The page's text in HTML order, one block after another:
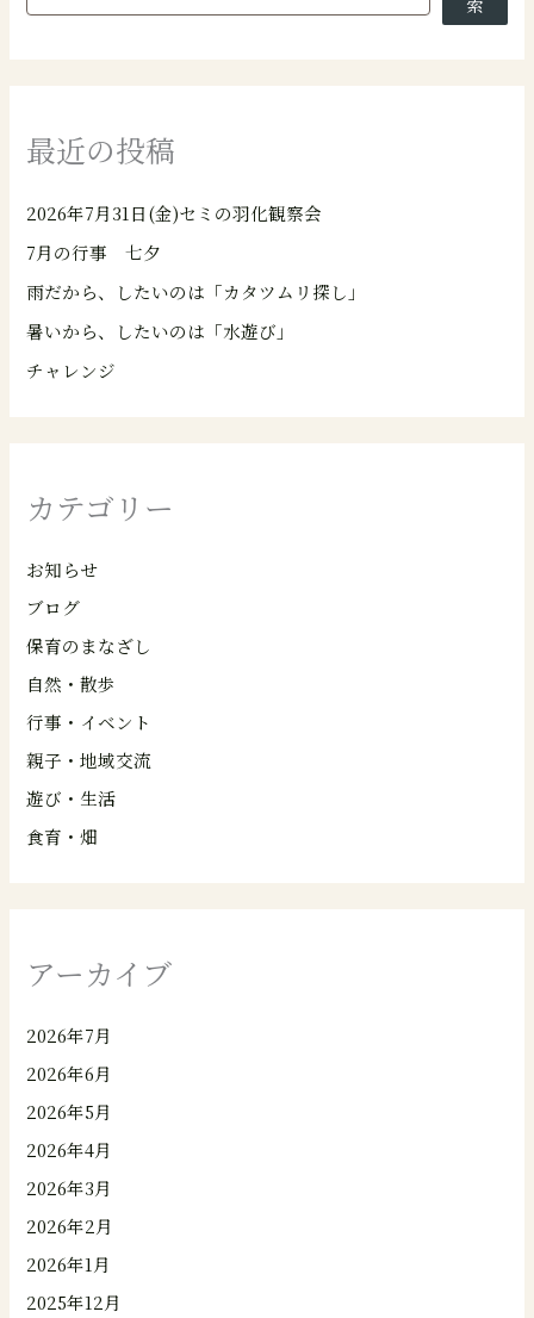
最近の投稿
2026年7月31日(金)セミの羽化観察会
7月の行事 七夕
雨だから、したいのは「カタツムリ探し」
暑いから、したいのは「水遊び」
チャレンジ
カテゴリー
お知らせ
ブログ
保育のまなざし
自然・散歩
行事・イベント
親子・地域交流
遊び・生活
食育・畑
アーカイブ
2026年7月
2026年6月
2026年5月
2026年4月
2026年3月
2026年2月
2026年1月
2025年12月